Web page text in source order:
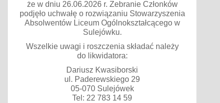
że w dniu 26.06.2026 r. Zebranie Członków
podjęło uchwałę o rozwiązaniu Stowarzyszenia
Absolwentów Liceum Ogólnokształcącego w
Sulejówku.
Wszelkie uwagi i roszczenia składać należy
do likwidatora:
Dariusz Kwasiborski
ul. Paderewskiego 29
05-070 Sulejówek
Tel: 22 783 14 59